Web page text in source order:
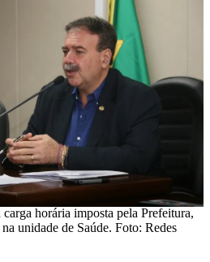
horária imposta pela Prefeitura,
unidade de Saúde. Foto: Redes